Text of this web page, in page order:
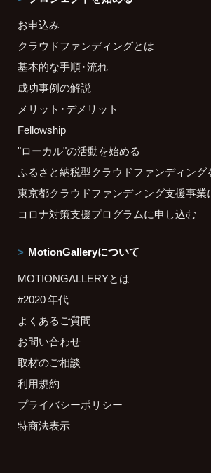
お申込み
クラウドファンディングとは
基本的な手順・流れ
成功事例の解説
メリット・デメリット
Fellowship
"ローカル"の活動を始める
ふるさと納税型クラウドファンディング
東京都クラウドファンディング支援事業
コロナ対策支援プログラムに申し込む
MotionGalleryについて
MOTIONGALLERYとは
#2020 年代
よくあるご質問
お問い合わせ
取材のご相談
利用規約
プライバシーポリシー
特商法表示